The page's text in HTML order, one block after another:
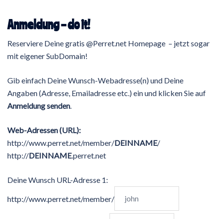
Anmeldung – do it!
Reserviere Deine gratis @Perret.net Homepage – jetzt sogar
mit eigener SubDomain!
Gib einfach Deine Wunsch-Webadresse(n) und Deine
Angaben (Adresse, Emailadresse etc.) ein und klicken Sie auf
Anmeldung senden
Web-Adressen (URL):
http://www.perret.net/member/DEINNAME/
http://DEINNAME.perret.net
Deine Wunsch URL-Adresse 1:
http://www.perret.net/member/